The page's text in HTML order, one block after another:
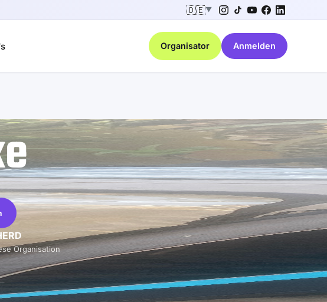
🇩🇪▼
Organisator Anmelden
Organisation